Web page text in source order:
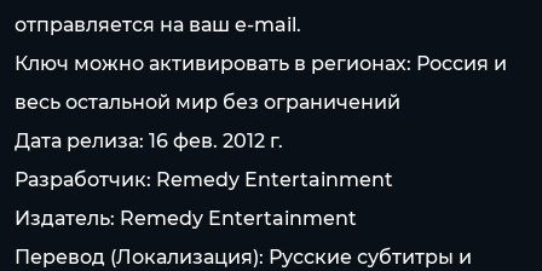
отправляется на ваш e-mail.
Ключ можно активировать в регионах: Россия и
весь остальной мир без ограничений
Дата релиза: 16 фев. 2012 г.
Разработчик: Remedy Entertainment
Издатель: Remedy Entertainment
Перевод (Локализация): Русские субтитры и